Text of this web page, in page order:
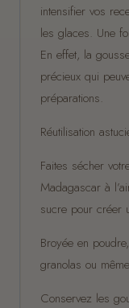
intensifier vos
les glaces. Une
En effet, la
précieux qui
préparations.
Réutilisation
Faites sécher
Madagascar à
sucre pour créer
Broyée en
granolas ou
Conservez les